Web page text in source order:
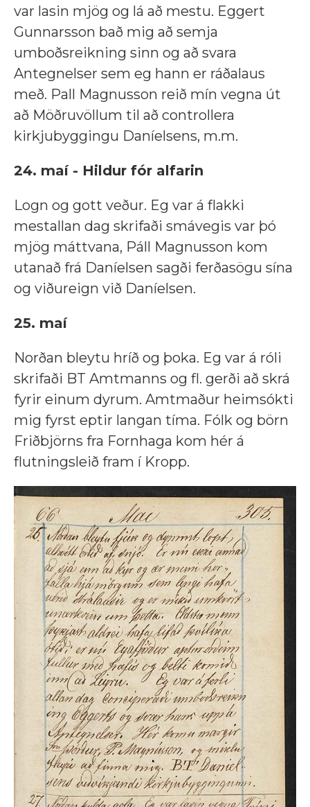
var lasin mjög og lá að mestu. Eggert
Gunnarsson bað mig að semja
umboðsreikning sinn og að svara
Antegnelser sem eg hann er ráðalaus
með. Pall Magnusson reið mín vegna út
að Möðruvöllum til að controllera
kirkjubyggingu Daníelsens, m.m.
24. maí - Hildur fór alfarin
Logn og gott veður. Eg var á flakki
mestallan dag skrifaði smávegis var þó
mjög máttvana, Páll Magnusson kom
utanað frá Daníelsen sagði ferðasögu sína
og viðureign við Daníelsen.
25. maí
Norðan bleytu hríð og þoka. Eg var á róli
skrifaði BT Amtmanns og fl. gerði að skrá
fyrir einum dyrum. Amtmaður heimsókti
mig fyrst eptir langan tíma. Fólk og börn
Friðbjörns fra Fornhaga kom hér á
flutningsleið fram í Kropp.